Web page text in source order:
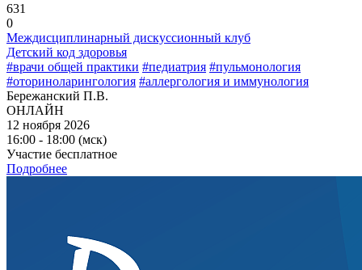
631
0
Междисциплинарный дискуссионный клуб
Детский код здоровья
#врачи общей практики #педиатрия #пульмонология
#оториноларингология #аллергология и иммунология
Бережанский П.В.
ОНЛАЙН
12 ноября 2026
16:00 - 18:00 (мск)
Участие бесплатное
Подробнее